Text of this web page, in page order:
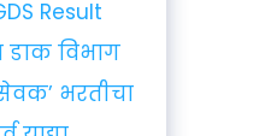
Result
डाक विभाग
भरतीचा